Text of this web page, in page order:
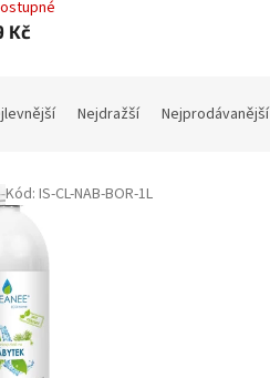
Kč
Nejdražší Nejprodávanější
Kód: IS-CL-NAB-BOR-1L